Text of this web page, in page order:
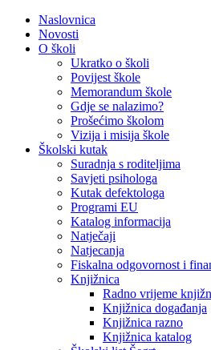
Naslovnica
Novosti
O školi
Ukratko o školi
Povijest škole
Memorandum škole
Gdje se nalazimo?
Prošećimo školom
Vizija i misija škole
Školski kutak
Suradnja s roditeljima
Savjeti psihologa
Kutak defektologa
Programi EU
Katalog informacija
Natječaji
Natjecanja
Fiskalna odgovornost i
Knjižnica
Radno vrijeme
Knjižnica događanja
Knjižnica razno
Knjižnica katalog